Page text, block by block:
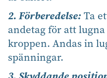
2. Förberedelse: Ta
andetag för att
kroppen. Andas in
spänningar.